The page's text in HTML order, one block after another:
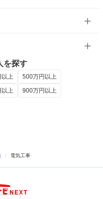
を探す
以上
500万円以上
以上
900万円以上
/ 電気工事